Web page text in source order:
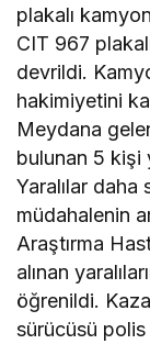
plakalı
CIT 967
devrildi.
hakimiyetini
Meydana
bulunan 5 kişi
Yaralılar daha
müdahalenin
Araştırma
alınan
öğrenildi.
sürücüsü polis